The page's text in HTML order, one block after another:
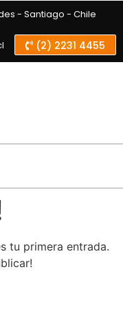
- Santiago - Chile
(2) 2231 4455
tu primera entrada.